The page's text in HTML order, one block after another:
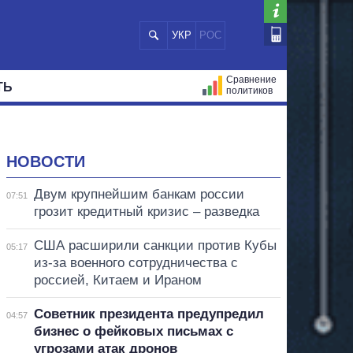
УКР РОС
Сравнение
политиков
НОВОСТИ
07:51
Двум крупнейшим банкам россии
грозит кредитный кризис – разведка
05:17
США расширили санкции против Кубы
из-за военного сотрудничества с
россией, Китаем и Ираном
04:57
Советник президента предупредил
бизнес о фейковых письмах с
угрозами атак дронов